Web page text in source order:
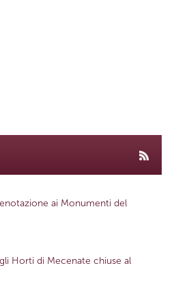
ai Monumenti del
Horti di Mecenate chiuse al